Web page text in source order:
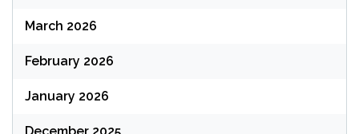
March 2026
February 2026
January 2026